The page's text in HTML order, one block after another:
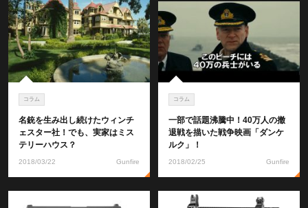
コラム
名銃を生み出し続けたウィンチ
ェスター社！でも、実家はミス
テリーハウス？
2018/03/22 Gunfire
コラム
一部で話題沸騰中！40万人の撤
退戦を描いた戦争映画「ダンケ
ルク」！
2018/02/25 Gunfire